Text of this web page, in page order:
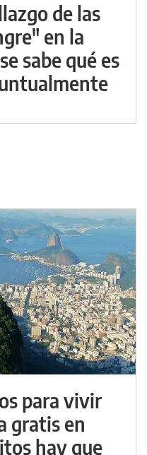
de las
en la
sabe qué es
para vivir
gratis en
hay que